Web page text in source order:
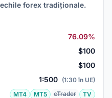
forex tradiționale.
76.09%
$100
$100
1:500 (1:30 în UE)
MT4 MT5 cTrader TV